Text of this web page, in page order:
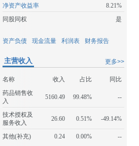
净资产收益率
8.21%
同股同权
是
资产负债 现金流量 利润表 财务报告
更多>>
主营收入
名称 收入 占比
同比
药品销售收
入
5160.49 99.48% --
技术授权及
服务收入
26.60 0.51% -49.14%
其他(补充) 0.24 0.00% --